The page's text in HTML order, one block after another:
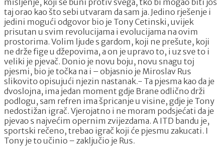
taj orao kao što sebi utvaram da sam ja. Jedino rješenje i
jedini mogući odgovor bio je Tony Cetinski, uvijek
prisutan u svim revolucijama i evolucijama na ovim
prostorima. Volim ljude s gardom, koji ne prešute, koji
ne drže fige u džepovima, a on je upravo to, i uz sve to i
veliki je pjevač. Donio je novu boju, novu snagu toj
pjesmi, bio je točka na i – objasnio je Miroslav Rus
slikovito opisujući njezin nastanak.- Ta pjesma kao da je
dvoslojna, ima jedan moment gdje Brane odlično drži
podlogu, sam refren ima špricanje u visine, gdje je Tony
nedostižan igrač. Vjerojatno i ne moram podsjećati da je
pjevao s najvećim opernim zvijezdama. A ITD bandu je,
sportski rečeno, trebao igrač koji će pjesmu zakucati. I
Tony je to učinio – zaključio je Rus.